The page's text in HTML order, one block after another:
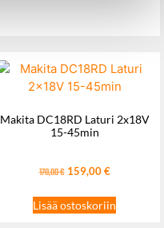
Makita DC18RD Laturi 2x18V
15-45min
170,00€ 159,00€
Lisää ostoskoriin